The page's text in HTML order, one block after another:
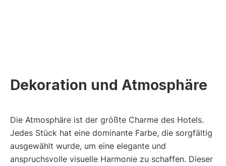
Dekoration und Atmosphäre
Die Atmosphäre ist der größte Charme des Hotels.
Jedes Stück hat eine dominante Farbe, die sorgfältig
ausgewählt wurde, um eine elegante und
anspruchsvolle visuelle Harmonie zu schaffen. Dieser